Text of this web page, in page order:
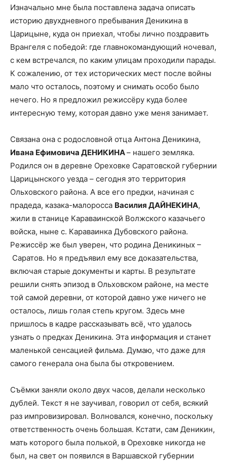
Изначально мне была поставлена задача описать
историю двухдневного пребывания Деникина в
Царицыне, куда он приехал, чтобы лично поздравить
Врангеля с победой: где главнокомандующий ночевал,
с кем встречался, по каким улицам проходили парады.
К сожалению, от тех исторических мест после войны
мало что осталось, поэтому и снимать особо было
нечего. Но я предложил режиссёру куда более
интересную тему, которая давно уже меня занимает.
Связана она с родословной отца Антона Деникина,
Ивана Ефимовича ДЕНИКИНА– нашего земляка.
Родился он в деревне Ореховке Саратовской губернии
Царицынского уезда – сегодня это территория
Ольховского района. А все его предки, начиная с
прадеда, казака-малоросса Василия ДАЙНЕКИНА,
жили в станице Караваинской Волжского казачьего
войска, ныне с. Караваинка Дубовского района.
Режиссёр же был уверен, что родина Деникиных –
Саратов. Но я предъявил ему все доказательства,
включая старые документы и карты. В результате
решили снять эпизод в Ольховском районе, на месте
той самой деревни, от которой давно уже ничего не
осталось, лишь голая степь кругом. Здесь мне
пришлось в кадре рассказывать всё, что удалось
узнать о предках Деникина. Эта информация и станет
маленькой сенсацией фильма. Думаю, что даже для
самого генерала она была бы откровением.
Съёмки заняли около двух часов, делали несколько
дублей. Текст я не заучивал, говорил от себя, всякий
раз импровизировал. Волновался, конечно, поскольку
ответственность очень большая. Кстати, сам Деникин,
мать которого была полькой, в Ореховке никогда не
был, на свет он появился в Варшавской губернии